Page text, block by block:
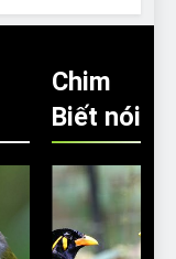
Chim
Biết nói